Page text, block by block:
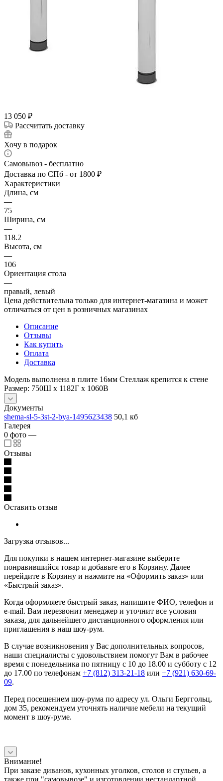
13 050 ₽
Рассчитать доставку
Хочу в подарок
Самовывоз - бесплатно
Доставка по СПб - от 1800 ₽
Характеристики
Длина, см
—
75
Ширина, см
—
118.2
Высота, см
—
106
Ориентация стола
—
правый, левый
Цена действительна только для интернет-магазина и может
отличаться от цен в розничных магазинах
Описание
Отзывы
Как купить
Оплата
Доставка
Модель выполнена в плите 16мм Стеллаж крепится к стене
Размер: 750Ш х 1182Г х 1060В
Документы
shema-sl-5-3st-2-bya-1495623438 50,1 кб
Галерея
0 фото —
Отзывы
Оставить отзыв
Загрузка отзывов...
Для покупки в нашем интернет-магазине выберите
понравившийся товар и добавьте его в Корзину. Далее
перейдите в Корзину и нажмите на «Оформить заказ» или
«Быстрый заказ».
Когда оформляете быстрый заказ, напишите ФИО, телефон и
e-mail. Вам перезвонит менеджер и уточнит все условия
заказа, для дальнейшего дистанционного оформления или
приглашения в наш шоу-рум.
В случае возникновения у Вас дополнительных вопросов,
наши специалисты с удовольствием помогут Вам в рабочее
время с понедельника по пятницу с 10 до 18.00 и субботу с 12
до 17.00 по телефонам +7 (812) 313-21-18 или +7 (921) 630-69-
09.
Перед посещением шоу-рума по адресу ул. Ольги Берггольц,
дом 35, рекомендуем уточнять наличие мебели на текущий
момент в шоу-руме.
Внимание!
При заказе диванов, кухонных уголков, столов и стульев, а
также при "самовывозе" и изготовлении нестандартной